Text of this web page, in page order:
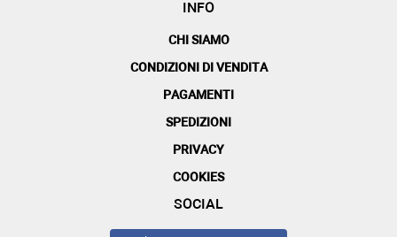
INFO
CHI SIAMO
CONDIZIONI DI VENDITA
PAGAMENTI
SPEDIZIONI
PRIVACY
COOKIES
SOCIAL